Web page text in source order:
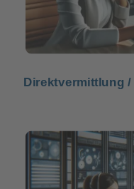
Direktvermittlung /